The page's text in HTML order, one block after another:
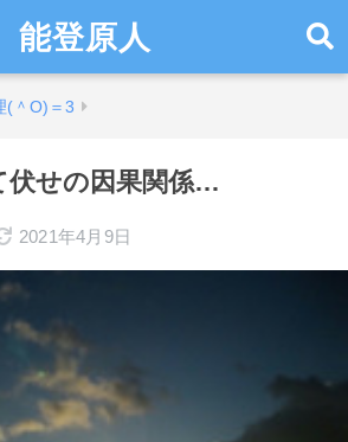
能登原人
(＾O)＝3
伏せの因果関係…
2021年4月9日